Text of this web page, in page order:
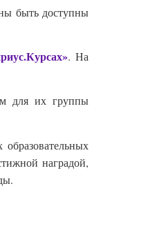
быть доступны
. На
для их группы
наградой,